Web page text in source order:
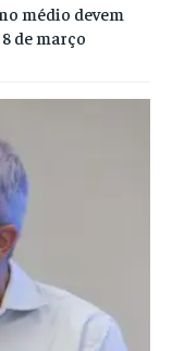
médio devem
de março